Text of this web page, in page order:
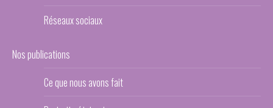
Réseaux sociaux
Nos publications
Ce que nous avons fait